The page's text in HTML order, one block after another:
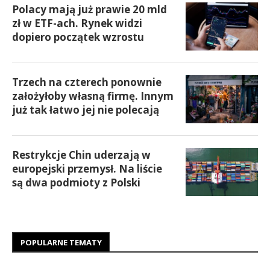
Polacy mają już prawie 20 mld
zł w ETF-ach. Rynek widzi
dopiero początek wzrostu
Trzech na czterech ponownie
założyłoby własną firmę. Innym
już tak łatwo jej nie polecają
Restrykcje Chin uderzają w
europejski przemysł. Na liście
są dwa podmioty z Polski
POPULARNE TEMATY